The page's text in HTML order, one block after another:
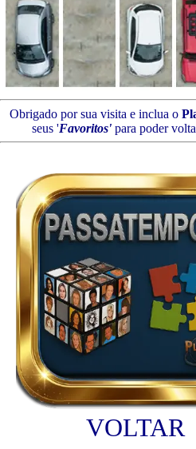
Obrigado por sua visita e inclua o
seus 'Favoritos' para poder
VOLTAR